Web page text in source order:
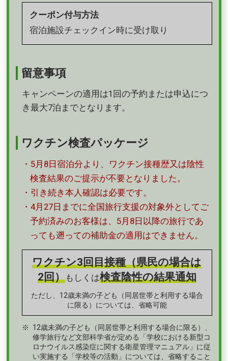
クーポン付与方法
宿泊施設チェックイン時に受け取り
留意事項
キャンペーンの適用は1回の予約または申込につ
き最大7泊までとなります。
ワクチン検査パッケージ
・5月8日宿泊分より、ワクチン接種歴又は陰性
検査結果のご提示が不要となりました。
・引き続き本人確認は必要です。
・4月27日までに全国旅行支援の対象外としてご
予約済みのお客様は、5月8日以降の旅行であ
っても遡っての補助金の適用はできません。
ワクチン3回目接種（県民の場合は
2回）もしくは検査陰性の結果通知
ただし、12歳未満の子ども（同居世帯と利用する場合
に限る）については、省略可能
12歳未満の子ども（同居世帯と利用する場合に限る）、
修学旅行など文部科学省が定める「学校における新型コ
ロナウイルス感染症に関する衛星管理マニュアル」に従
い実施する「学校等の活動」については、省略すること